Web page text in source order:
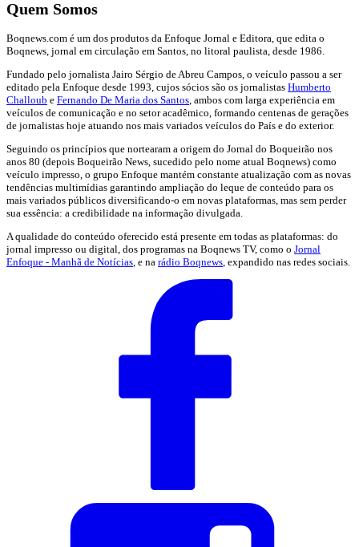
Quem Somos
Boqnews.com é um dos produtos da Enfoque Jornal e Editora, que edita o
Boqnews, jornal em circulação em Santos, no litoral paulista, desde 1986.
Fundado pelo jornalista Jairo Sérgio de Abreu Campos, o veículo passou a ser
editado pela Enfoque desde 1993, cujos sócios são os jornalistas Humberto
Challoub e Fernando De Maria dos Santos , ambos com larga experiência em
veículos de comunicação e no setor acadêmico, formando centenas de gerações
de jornalistas hoje atuando nos mais variados veículos do País e do exterior.
Seguindo os princípios que nortearam a origem do Jornal do Boqueirão nos
anos 80 (depois Boqueirão News, sucedido pelo nome atual Boqnews) como
veículo impresso, o grupo Enfoque mantém constante atualização com as novas
tendências multimídias garantindo ampliação do leque de conteúdo para os
mais variados públicos diversificando-o em novas plataformas, mas sem perder
sua essência: a credibilidade na informação divulgada.
A qualidade do conteúdo oferecido está presente em todas as plataformas: do
jornal impresso ou digital, dos programas na Boqnews TV, como o Jornal
Enfoque - Manhã de Notícias , e na rádio Boqnews , expandido nas redes sociais.